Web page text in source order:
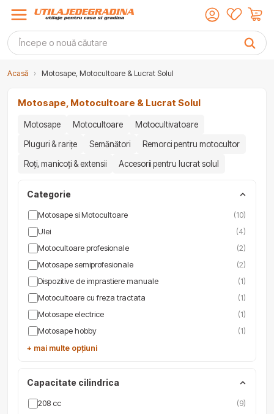
Acasă › Motosape, Motocultoare & Lucrat Solul
Motosape, Motocultoare & Lucrat Solul
Motosape Motocultoare
Motocultivatoare
Pluguri & rarițe
Semănători
Remorci pentru motocultor
Roți, manicoți & extensii
Accesorii pentru lucrat solul
Categorie
Motosape si Motocultoare (10)
Ulei (4)
Motocultoare profesionale (2)
Motosape semiprofesionale (2)
Dispozitive de imprastiere manuale (1)
Motocultoare cu freza tractata (1)
Motosape electrice (1)
Motosape hobby
(1)
+ mai multe opțiuni
Capacitate cilindrica
208 cc (9)